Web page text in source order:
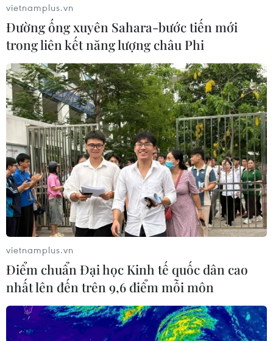
vietnamplus.vn
Đường ống xuyên Sahara-bước tiến mới
trong liên kết năng lượng châu Phi
vietnamplus.vn
Điểm chuẩn Đại học Kinh tế quốc dân cao
nhất lên đến trên 9,6 điểm mỗi môn